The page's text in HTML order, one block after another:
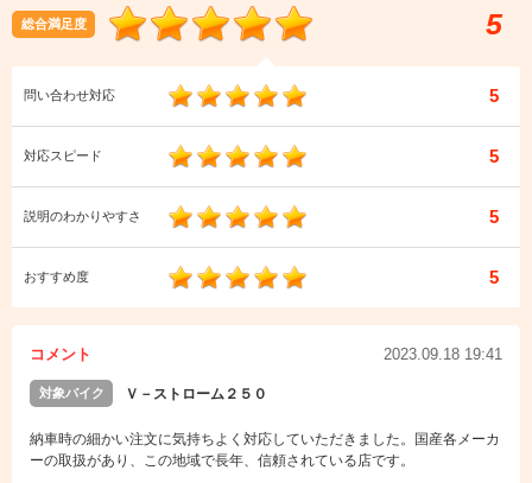
総合満足度 5
問い合わせ対応 5
対応スピード 5
説明のわかりやすさ 5
おすすめ度 5
コメント 2023.09.18 19:41
対象バイク Ｖ－ストローム２５０
納車時の細かい注文に気持ちよく対応していただきました。国産各メーカ
ーの取扱があり、この地域で長年、信頼されている店です。